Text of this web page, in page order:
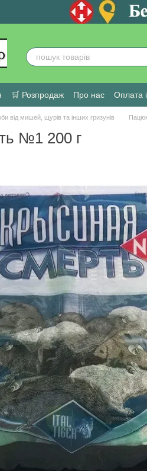
🛒 Розпродаж Про нас Оплата
від мишей, щурів та інших гризунів
№1 200 г